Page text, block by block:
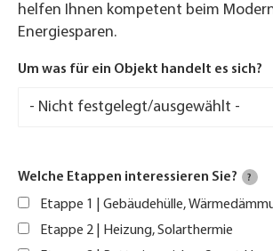
helfen Ihnen kompetent beim
Energiesparen.
Um was für ein Objekt handelt es sich?
Welche Etappen interessieren Sie? ?
Etappe 1 | Gebäudehülle,
Etappe 2 | Heizung, Solarthermie